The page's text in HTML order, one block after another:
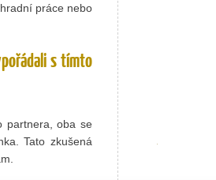
práce nebo
s tímto
partnera, oba se
Tato zkušená